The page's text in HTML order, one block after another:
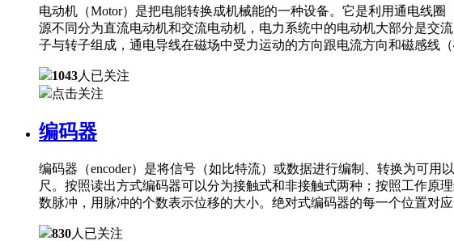
电动机（Motor）是把电能转换成机械能的一种设备。它是利用通电线
源不同分为直流电动机和交流电动机，电力系统中的电动机大部分是交
子与转子组成，通电导线在磁场中受力运动的方向跟电流方向和磁感线
1043人已关注
点击关注
编码器
编码器（encoder）是将信号（如比特流）或数据进行编制、转换为可
尺。按照读出方式编码器可以分为接触式和非接触式两种；按照工作原
数脉冲，用脉冲的个数表示位移的大小。绝对式编码器的每一个位置对
830人已关注